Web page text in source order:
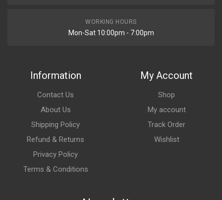
WORKING HOURS
Mon-Sat 10:00pm - 7:00pm
Information
Contact Us
About Us
Shipping Policy
Refund & Returns
Privacy Policy
Terms & Conditions
My Account
Shop
My account
Track Order
Wishlist